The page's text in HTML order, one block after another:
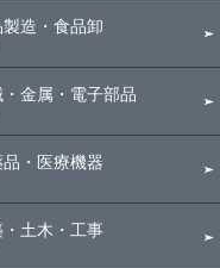
造・食品卸
金属・電子部品
・医療機器
土木・工事